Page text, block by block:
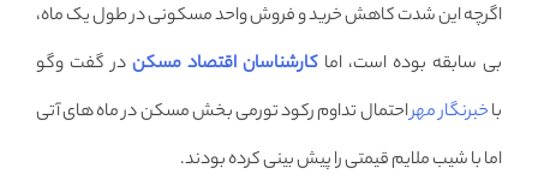
اگرچه این شدت کاهش خرید و فروش واحد مسکونی در طول یک ماه،
بی سابقه بوده است، اما کارشناسان اقتصاد مسکن در گفت وگو
باخبرنگار مهراحتمال تداوم رکود تورمی بخش مسکن در ماه های آتی
اما با شیب ملایم قیمتی را پیش بینی کرده بودند.